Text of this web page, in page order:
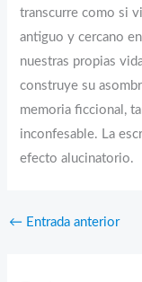
transcurre como si
antiguo y cercano
nuestras propias
construye su
memoria ficcional,
inconfesable. La
efecto alucinatorio.
← Entrada anterior